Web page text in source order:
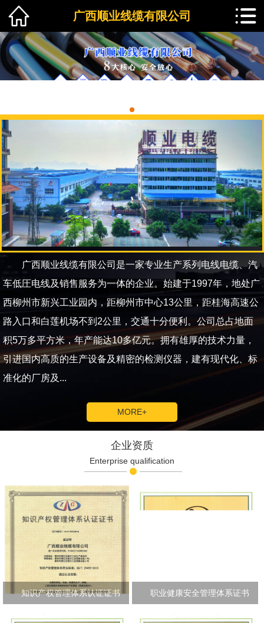
广西顺业线缆有限公司
1 2 3
广西顺业线缆有限公司是一家专业生产系列电线电缆、汽
车低圧电线及销售服务为一体的企业。始建于1997年，地处广
西柳州市新兴工业园内，距柳州市中心13公里，距桂海高速公
路入口和白莲机场不到2公里，交通十分便利。公司总占地面
积5万多平方米，年产能达10多亿元。拥有雄厚的技术力量，
引进国内高质的生产设备及精密的检测仪器，建有现代化、标
准化的厂房及...
MORE+
企业资质
Enterprise qualification
知识产权管理体系认证证书 职业健康安全管理体系证书